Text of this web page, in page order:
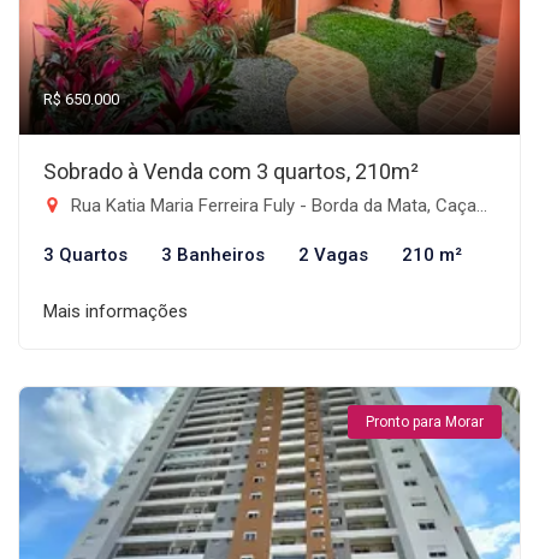
R$ 650.000
Sobrado à Venda com 3 quartos, 210m²
Rua Katia Maria Ferreira Fuly - Borda da Mata, Caçapava-SP
3 Quartos 3 Banheiros 2 Vagas 210 m²
Mais informações
Pronto para Morar